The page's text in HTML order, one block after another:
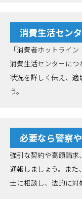
消費生活セン
「消費者ホットライ
消費生活センターにつ
状況を詳しく伝え、適
う。
必要なら警察
強引な契約や高額請
通報しましょう。また
士に相談し、法的に対